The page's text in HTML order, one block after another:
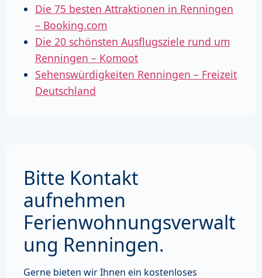
Die 75 besten Attraktionen in Renningen
– Booking.com
Die 20 schönsten Ausflugsziele rund um
Renningen – Komoot
Sehenswürdigkeiten Renningen – Freizeit
Deutschland
Bitte Kontakt
aufnehmen
Ferienwohnungsverwalt
ung Renningen.
Gerne bieten wir Ihnen ein kostenloses